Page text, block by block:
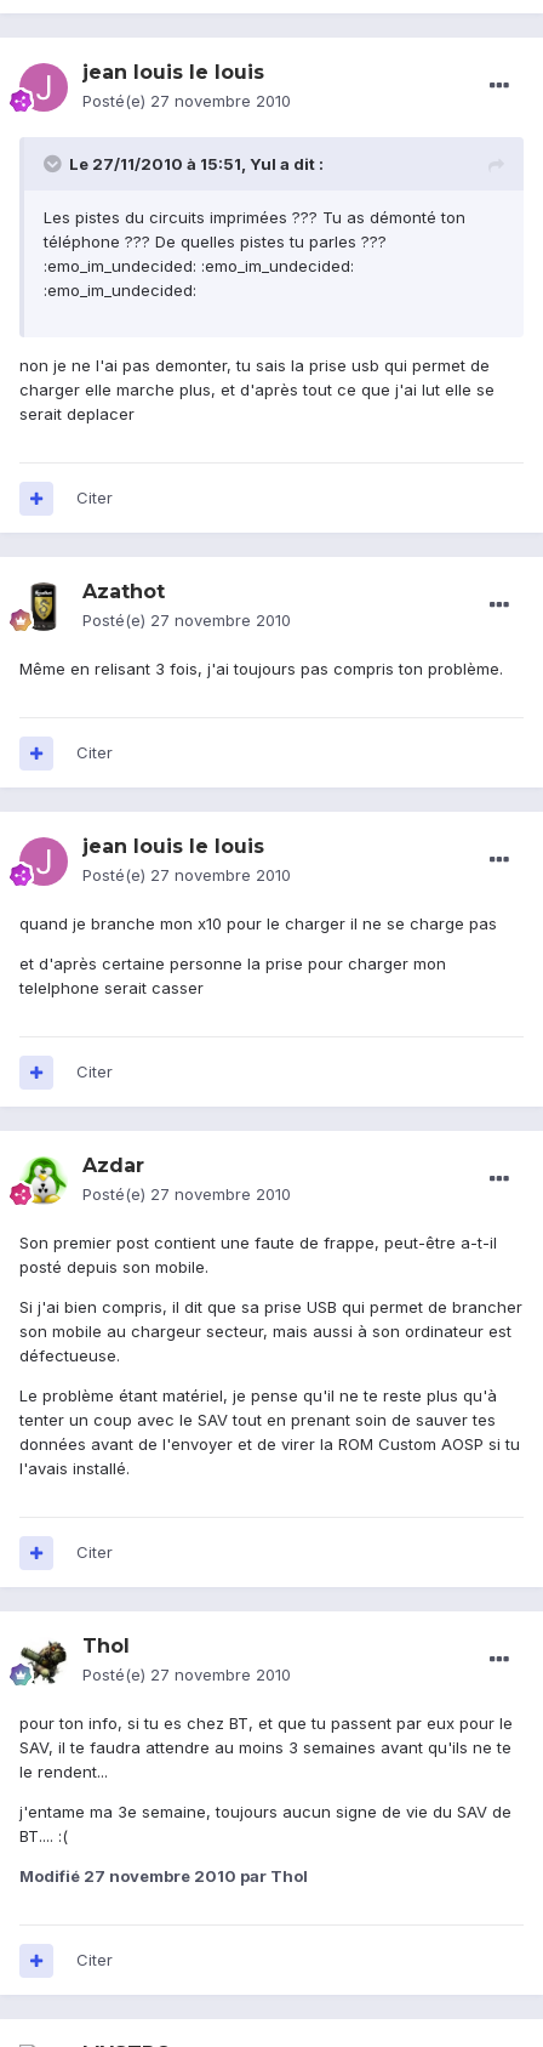
jean louis le louis
Posté(e) 27 novembre 2010
Le 27/11/2010 à 15:51, Yul a dit :
Les pistes du circuits imprimées ??? Tu as démonté ton
téléphone ??? De quelles pistes tu parles ???
:emo_im_undecided: :emo_im_undecided:
:emo_im_undecided:
non je ne l'ai pas demonter, tu sais la prise usb qui permet de
charger elle marche plus, et d'après tout ce que j'ai lut elle se
serait deplacer
Citer
Azathot
Posté(e) 27 novembre 2010
Même en relisant 3 fois, j'ai toujours pas compris ton problème.
Citer
jean louis le louis
Posté(e) 27 novembre 2010
quand je branche mon x10 pour le charger il ne se charge pas
et d'après certaine personne la prise pour charger mon
telelphone serait casser
Citer
Azdar
Posté(e) 27 novembre 2010
Son premier post contient une faute de frappe, peut-être a-t-il
posté depuis son mobile.
Si j'ai bien compris, il dit que sa prise USB qui permet de brancher
son mobile au chargeur secteur, mais aussi à son ordinateur est
défectueuse.
Le problème étant matériel, je pense qu'il ne te reste plus qu'à
tenter un coup avec le SAV tout en prenant soin de sauver tes
données avant de l'envoyer et de virer la ROM Custom AOSP si tu
l'avais installé.
Citer
Thol
Posté(e) 27 novembre 2010
pour ton info, si tu es chez BT, et que tu passent par eux pour le
SAV, il te faudra attendre au moins 3 semaines avant qu'ils ne te
le rendent...
j'entame ma 3e semaine, toujours aucun signe de vie du SAV de
BT.... :(
Modifié 27 novembre 2010 par Thol
Citer